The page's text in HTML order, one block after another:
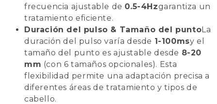
frecuencia ajustable de 0.5-4Hzgarantiza un
tratamiento eficiente.
Duración del pulso & Tamaño del puntoLa
duración del pulso varía desde 1-100msy el
tamaño del punto es ajustable desde 8-20
mm (con 6 tamaños opcionales). Esta
flexibilidad permite una adaptación precisa a
diferentes áreas de tratamiento y tipos de
cabello.